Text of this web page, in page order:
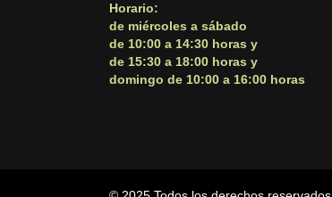
Horario:
de miércoles a sábado
de 10:00 a 14:30 horas y
de 15:30 a 18:00 horas y
domingo de 10:00 a 16:00 horas